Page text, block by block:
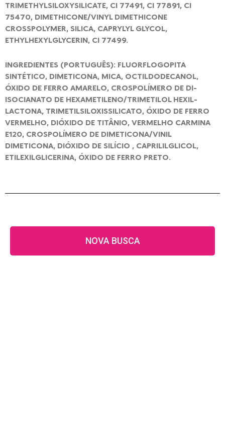
TRIMETHYLSILOXYSILICATE, CI 77491, CI 77891, CI
75470, DIMETHICONE/VINYL DIMETHICONE
CROSSPOLYMER, SILICA, CAPRYLYL GLYCOL,
ETHYLHEXYLGLYCERIN, CI 77499.
INGREDIENTES (PORTUGUÊS): FLUORFLOGOPITA
SINTÉTICO, DIMETICONA, MICA, OCTILDODECANOL,
ÓXIDO DE FERRO AMARELO, CROSPOLÍMERO DE DI-
ISOCIANATO DE HEXAMETILENO/TRIMETILOL HEXIL-
LACTONA, TRIMETILSILOXISSILICATO, ÓXIDO DE FERRO
VERMELHO, DIÓXIDO DE TITÂNIO, VERMELHO CARMINA
E120, CROSPOLÍMERO DE DIMETICONA/VINIL
DIMETICONA, DIÓXIDO DE SILÍCIO , CAPRILILGLICOL,
ETILEXILGLICERINA, ÓXIDO DE FERRO PRETO.
NOVA BUSCA